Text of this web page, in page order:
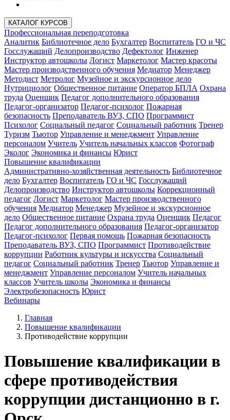
КАТАЛОГ КУРСОВ
Профессиональная переподготовка
Аналитик Библиотечное дело Бухгалтер Воспитатель ГО и ЧС
Госслужащий Делопроизводство Дефектолог Инженер
Инструктор автошколы Логист Маркетолог Мастер красоты
Мастер производственного обучения Медиатор Менеджер
Методист Метролог Музейное и экскурсионное дело
Нутрициолог Общественное питание Оператор БПЛА Охрана
труда Оценщик Педагог дополнительного образования
Педагог-организатор Педагог-психолог Пожарная
безопасность Преподаватель ВУЗ, СПО Программист
Психолог Социальный педагог Социальный работник Тренер
Туризм Тьютор Управление и менеджмент Управление
персоналом Учитель Учитель начальных классов Фотограф
Эколог Экономика и финансы Юрист
Повышение квалификации
Административно-хозяйственная деятельность Библиотечное
дело Бухгалтер Воспитатель ГО и ЧС Госслужащий
Делопроизводство Инструктор автошколы Коррекционный
педагог Логист Маркетолог Мастер производственного
обучения Медиатор Менеджер Музейное и экскурсионное
дело Общественное питание Охрана труда Оценщик Педагог
Педагог дополнительного образования Педагог-организатор
Педагог-психолог Первая помощь Пожарная безопасность
Преподаватель ВУЗ, СПО Программист Противодействие
коррупции Работник культуры и искусства Социальный
педагог Социальный работник Тренер Тьютор Управление и
менеджмент Управление персоналом Учитель начальных
классов Учитель школы Экономика и финансы
Электробезопасность Юрист
Вебинары
Главная
Повышение квалификации
Противодействие коррупции
Повышение квалификации в
сфере противодействия
коррупции дистанционно в г.